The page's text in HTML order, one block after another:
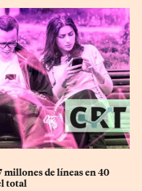
millones de líneas en 40
total